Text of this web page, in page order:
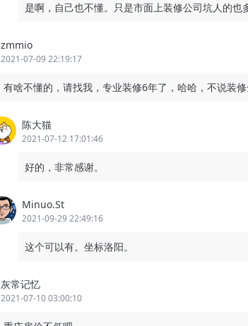
是啊，自己也不懂。只是市面上装修公司坑人的也
zmmio
2021-07-09 22:19:17
有啥不懂的，请找我，专业装修6年了，哈哈，不说装
陈大猫
2021-07-12 17:01:46
好的，非常感谢。
Minuo.St
2021-09-29 22:49:16
这个可以有。坐标洛阳。
灰常记忆
2021-07-10 03:00:10